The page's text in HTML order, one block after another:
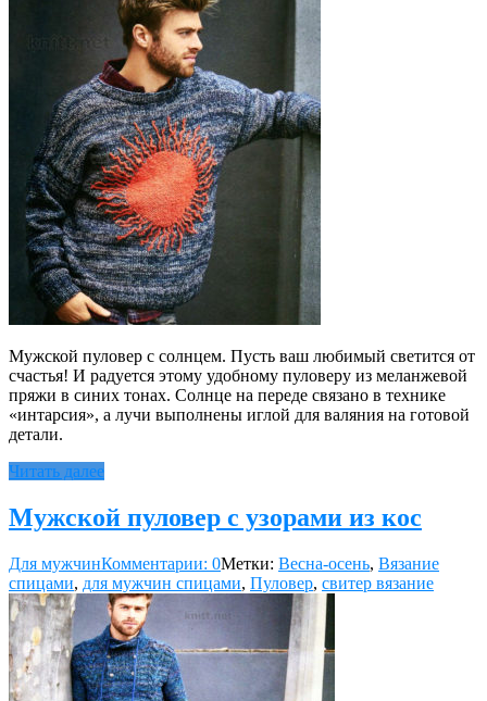
Мужской пуловер с солнцем. Пусть ваш любимый светится от
счастья! И радуется этому удобному пуловеру из меланжевой
пряжи в синих тонах. Солнце на переде связано в технике
«интарсия», а лучи выполнены иглой для валяния на готовой
детали.
Читать далее
Мужской пуловер с узорами из кос
Для мужчинКомментарии: 0Метки: Весна-осень, Вязание
спицами, для мужчин спицами, Пуловер, свитер вязание